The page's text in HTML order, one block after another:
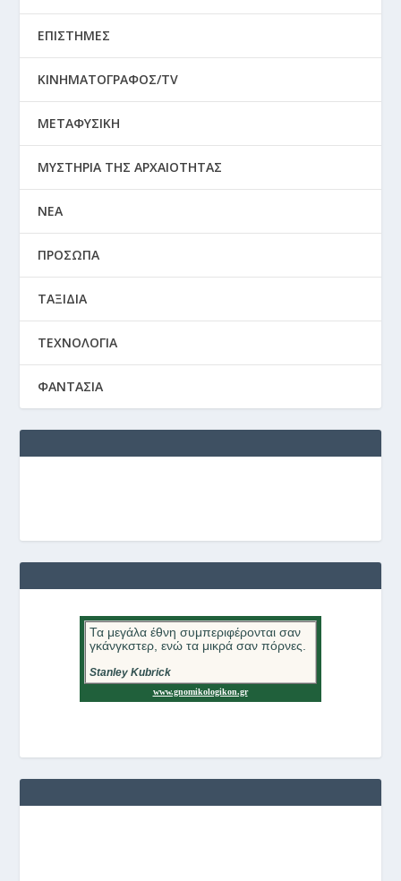
ΕΠΙΣΤΗΜΕΣ
ΚΙΝΗΜΑΤΟΓΡΑΦΟΣ/TV
ΜΕΤΑΦΥΣΙΚΗ
ΜΥΣΤΗΡΙΑ ΤΗΣ ΑΡΧΑΙΟΤΗΤΑΣ
ΝΕΑ
ΠΡΟΣΩΠΑ
ΤΑΞΙΔΙΑ
ΤΕΧΝΟΛΟΓΙΑ
ΦΑΝΤΑΣΙΑ